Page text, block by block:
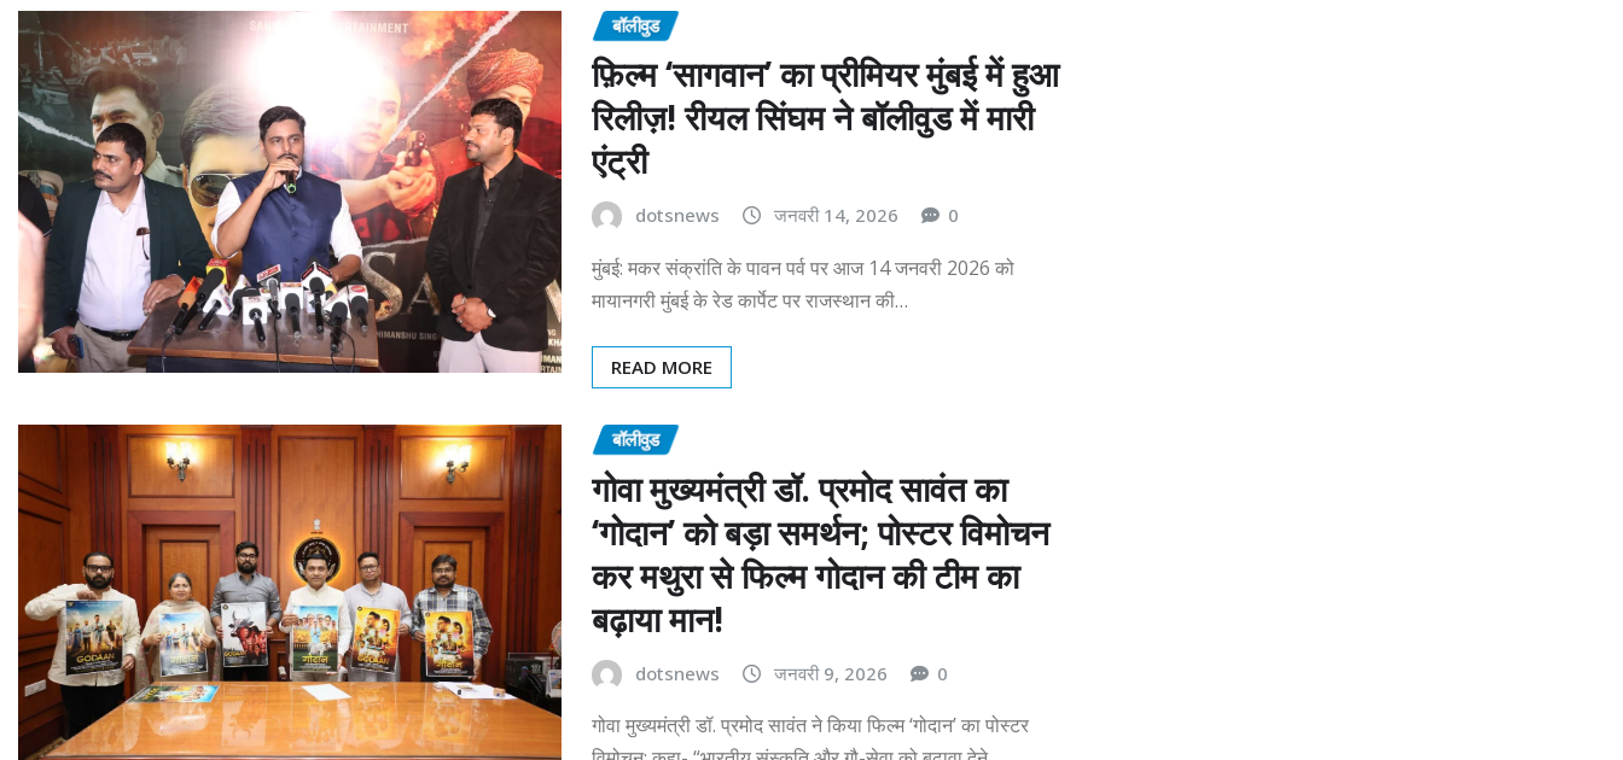
बॉलीवुड
फ़िल्म ‘सागवान’ का प्रीमियर मुंबई में हुआ
रिलीज़! रीयल सिंघम ने बॉलीवुड में मारी
एंट्री
dotsnews जनवरी 14, 2026 0
मुंबई: मकर संक्रांति के पावन पर्व पर आज 14 जनवरी 2026 को
मायानगरी मुंबई के रेड कार्पेट पर राजस्थान की…
READ MORE
बॉलीवुड
गोवा मुख्यमंत्री डॉ. प्रमोद सावंत का
‘गोदान’ को बड़ा समर्थन; पोस्टर विमोचन
कर मथुरा से फिल्म गोदान की टीम का
बढ़ाया मान!
dotsnews जनवरी 9, 2026 0
गोवा मुख्यमंत्री डॉ. प्रमोद सावंत ने किया फिल्म ‘गोदान’ का पोस्टर